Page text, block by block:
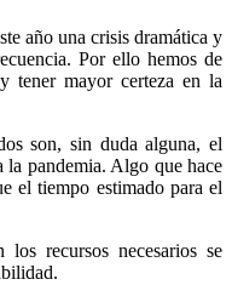
año una crisis dramática y
Por ello hemos de
tener mayor certeza en la
son, sin duda alguna, el
la pandemia. Algo que hace
el tiempo estimado para el
recursos necesarios se